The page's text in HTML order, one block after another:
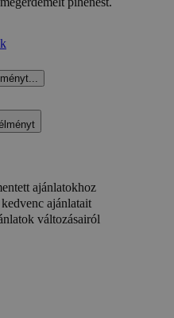
ajánlatokhoz
ajánlatait
változásairól